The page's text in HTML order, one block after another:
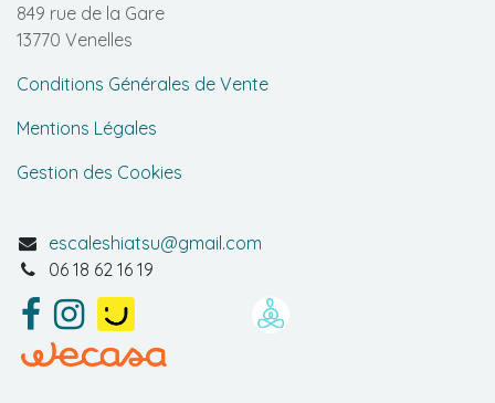
849 rue de la Gare
13770 Venelles
Conditions Générales de Vente
Mentions Légales
Gestion des Cookies
escaleshiatsu@gmail.com
06 18 62 16 19